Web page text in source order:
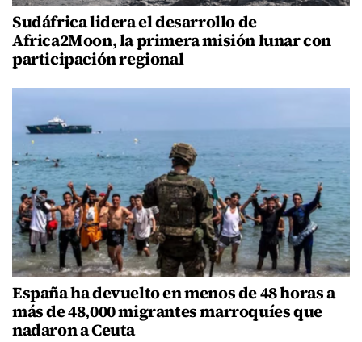
Sudáfrica lidera el desarrollo de
Africa2Moon, la primera misión lunar con
participación regional
España ha devuelto en menos de 48 horas a
más de 48,000 migrantes marroquíes que
nadaron a Ceuta